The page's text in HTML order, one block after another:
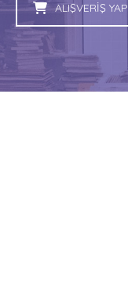
ALIŞVERİŞ YAP